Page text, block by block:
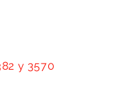
y 3570